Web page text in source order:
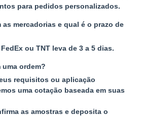
para pedidos personalizados.
as mercadorias e qual é o prazo de
ou TNT leva de 3 a 5 dias.
ordem?
requisitos ou aplicação
uma cotação baseada em suas
as amostras e deposita o